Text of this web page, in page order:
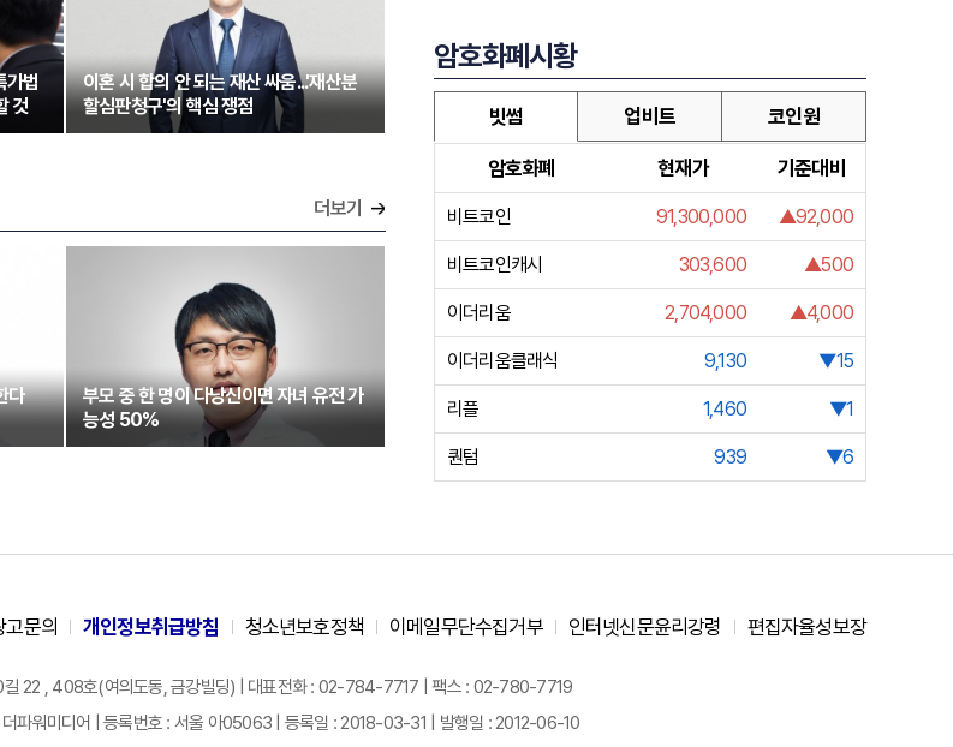
가법
것
이혼 시 합의 안 되는 재산 싸움...'재산분
할심판청구'의 핵심 쟁점
더보기
다
부모 중 한 명이 다낭신이면 자녀 유전 가
능성 50%
암호화폐시황
빗썸 업비트 코인원
암호화폐 현재가 기준대비
비트코인 91,300,000 ▲92,000
비트코인캐시 303,600 ▲500
이더리움 2,704,000 ▲4,000
이더리움클래식 9,130 ▼15
리플 1,460 ▼1
퀀텀 939 ▼6
고문의 개인정보취급방침 청소년보호정책 이메일무단수집거부 인터넷신문윤리강령 편집자율성보장
길 22 , 408호(여의도동, 금강빌딩) | 대표전화 : 02-784-7717 | 팩스 : 02-780-7719
더파워미디어 | 등록번호 : 서울 아05063 | 등록일 : 2018-03-31 | 발행일 : 2012-06-10